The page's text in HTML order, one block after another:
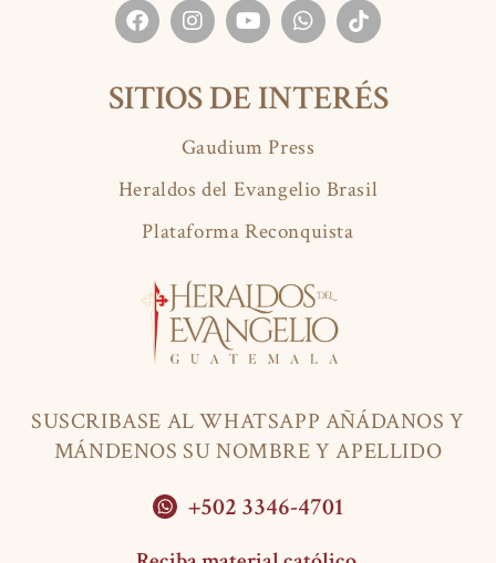
SUSCRIBASE AL WHATSAPP AÑÁDANOS Y
MÁNDENOS SU NOMBRE Y APELLIDO
+502 3346-4701
SITIOS DE INTERÉS
Gaudium Press
Heraldos del Evangelio Brasil
Plataforma Reconquista